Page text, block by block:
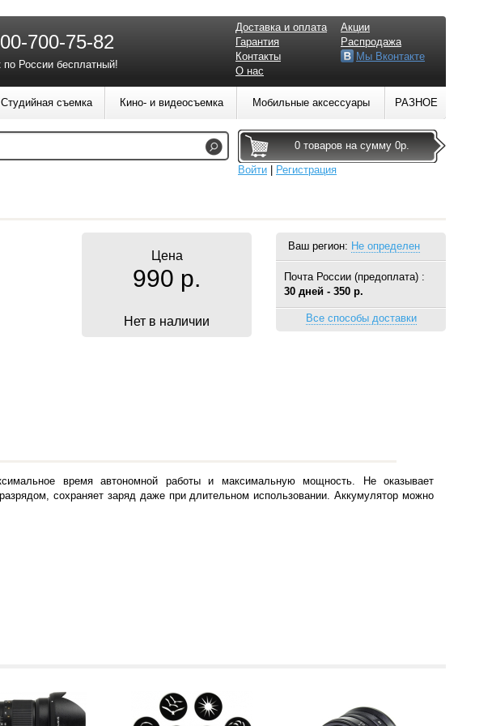
Ваш регион: Не определен
Почта России (предоплата) :
30 дней - 350 р.
Все способы доставки
Цена
990 р.
Нет в наличии
время автономной работы и максимальную мощность. Не оказывает
сохраняет заряд даже при длительном использовании. Аккумулятор можно
700-75-82
по России бесплатный!
Доставка и оплата
Гарантия
Контакты
О нас
Акции
Распродажа
Мы Вконтакте
Студийная съемка Кино- и видеосъемка Мобильные аксессуары РАЗНОЕ
0 товаров на сумму 0р.
Войти
Регистрация